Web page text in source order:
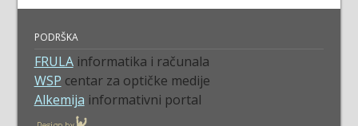
PODRŠKA
FRULAinformatika i računala
WSP centar za optičke medije
Alkemija informativni portal